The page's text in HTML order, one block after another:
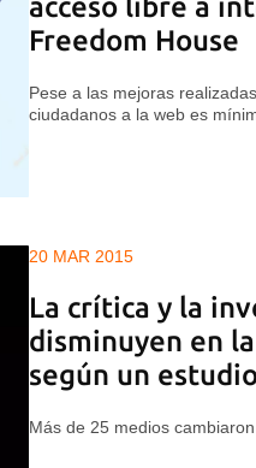
acceso libre a
Freedom House
Pese a las mejoras
ciudadanos a la web es
20 MAR 2015
La crítica y la
disminuyen en
según un
Más de 25 medios